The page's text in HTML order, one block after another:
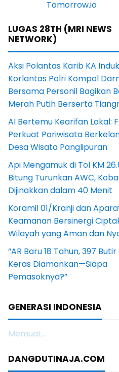
LUGAS 28TH (MRI NEWS
NETWORK)
Aksi Polantas Karib KA
Korlantas Polri Kompol
Bersama Personil Bagikan
Merah Putih Berserta
AI Bertemu Kearifan Lokal:
Perkuat Pariwisata
Desa Wisata Panglipuran
Api Mengamuk di Tol KM
Bitung Turunkan AWC,
Dijinakkan dalam 40 Menit
Koramil 01/Kranji dan
Keamanan Bersinergi
Wilayah yang Aman dan
“AR Baru 18 Tahun, 397
Keras Diamankan—Siapa
Pemasoknya?”
GENERASI INDONESIA
Memuat...
DANGDUTINAJA.COM